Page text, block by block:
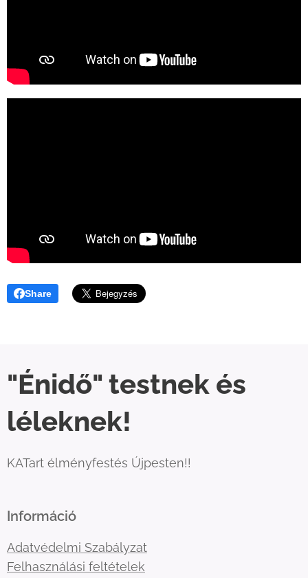
Share
"Énidő" testnek és
léleknek!
KATart élményfestés Újpesten!!
Információ
Adatvédelmi Szabályzat
Felhasználási feltételek